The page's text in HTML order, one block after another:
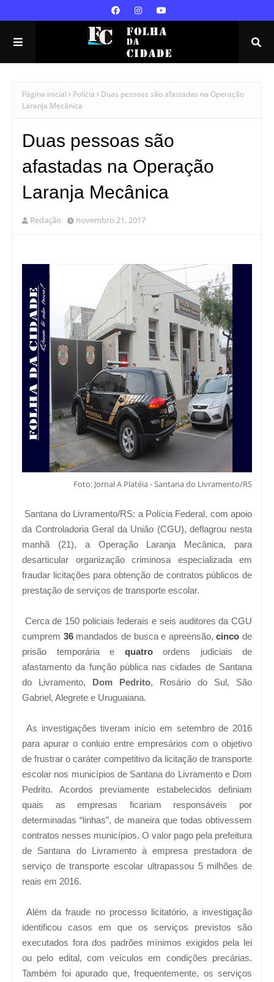
Página inicial Polícia
Duas pessoas são afastadas na Operação
Laranja Mecânica
Duas pessoas são
afastadas na Operação
Laranja Mecânica
Redação novembro 21, 2017
Foto: Jornal A Platéia - Santana do Livramento/RS
Santana do Livramento/RS: a Polícia Federal, com apoio
da Controladoria Geral da União (CGU), deflagrou nesta
manhã (21), a Operação Laranja Mecânica, para
desarticular organização criminosa especializada em
fraudar licitações para obtenção de contratos públicos de
prestação de serviços de transporte escolar.
Cerca de 150 policiais federais e seis auditores da CGU
cumprem 36mandados de busca e apreensão,cinco de
prisão temporária e quatroordens judiciais de
afastamento da função pública nas cidades de Santana
do Livramento, Dom Pedrito, Rosário do Sul, São
Gabriel, Alegrete e Uruguaiana.
As investigações tiveram início em setembro de 2016
para apurar o conluio entre empresários com o objetivo
de frustrar o caráter competitivo da licitação de transporte
escolar nos municípios de Santana do Livramento e Dom
Pedrito. Acordos previamente estabelecidos definiam
quais as empresas ficariam responsáveis por
determinadas “linhas”, de maneira que todas obtivessem
contratos nesses municípios. O valor pago pela prefeitura
de Santana do Livramento à empresa prestadora de
serviço de transporte escolar ultrapassou 5 milhões de
reais em 2016.
Além da fraude no processo licitatório, a investigação
identificou casos em que os serviços previstos são
executados fora dos padrões mínimos exigidos pela lei
ou pelo edital, com veículos em condições precárias.
Também foi apurado que, frequentemente, os serviços